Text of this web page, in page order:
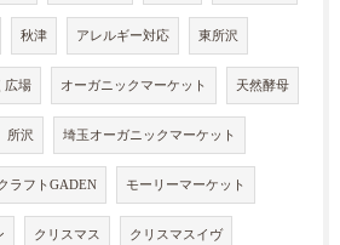
秋津 アレルギー対応 東所沢
広場 オーガニックマーケット 天然酵母
所沢 埼玉オーガニックマーケット
ラフトGADEN モーリーマーケット
クリスマス クリスマスイヴ